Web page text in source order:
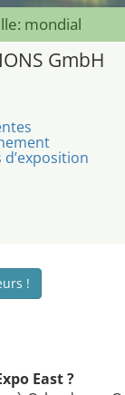
mondial
GmbH
!
East ?